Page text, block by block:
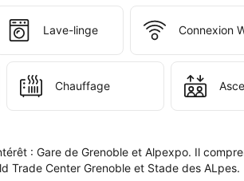
Lave-linge Connexion
Chauffage
: Gare de Grenoble et Alpexpo. Il
Trade Center Grenoble et Stade des ALpes.